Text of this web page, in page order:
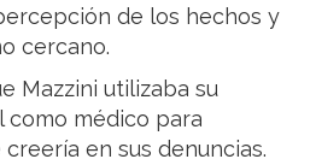
de los hechos y
cercano.
Mazzini utilizaba su
médico para
en sus denuncias.